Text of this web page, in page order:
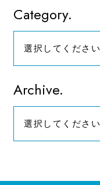
Category.
選択してください
お知らせ
Archive.
選択してください